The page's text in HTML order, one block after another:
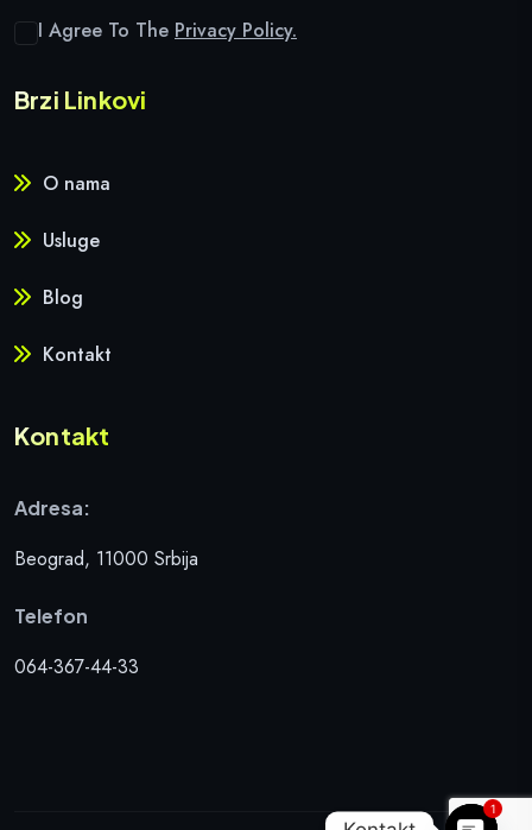
I Agree To The Privacy Policy.
Brzi Linkovi
O nama
Usluge
Blog
Kontakt
Kontakt
Adresa:
Beograd, 11000 Srbija
Telefon
064-367-44-33
1